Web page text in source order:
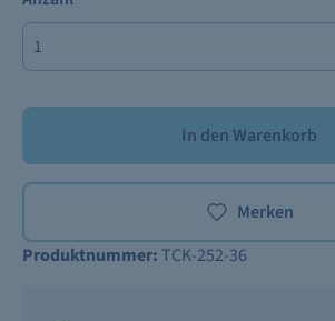
In den Warenkorb
Merken
Produktnummer: TCK-252-36